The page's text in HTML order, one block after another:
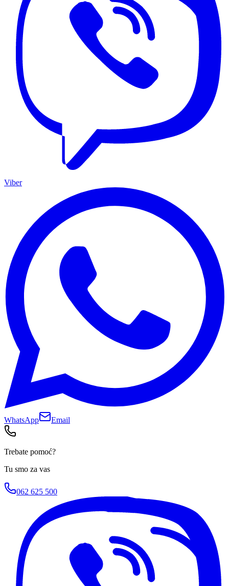
Viber
WhatsApp Email
Trebate pomoć?
Tu smo za vas
062 625 500